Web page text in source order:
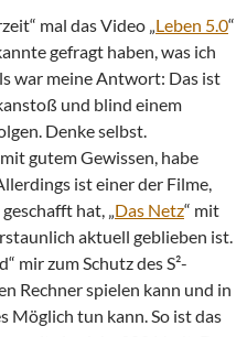
mal das Video „ Leben 5.0“
gefragt haben, was ich
war meine Antwort: Das ist
und blind einem
Denke selbst.
gutem Gewissen, habe
ist einer der Filme,
hat, „ Das Netz“ mit
aktuell geblieben ist.
mir zum Schutz des S²-
Rechner spielen kann und in
Möglich tun kann. So ist das